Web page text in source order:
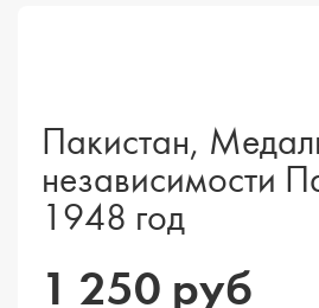
Пакистан,
независимости
1948 год
1 250 руб